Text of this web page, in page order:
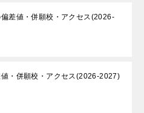
差値・併願校・アクセス(2026-
・併願校・アクセス(2026-2027)